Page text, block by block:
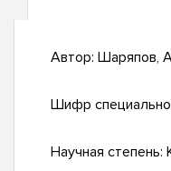
Автор: Шаряпов,
Шифр
Научная степень: